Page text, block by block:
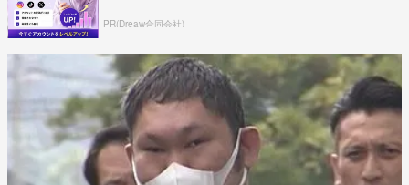
PR(Dreaw合同会社)